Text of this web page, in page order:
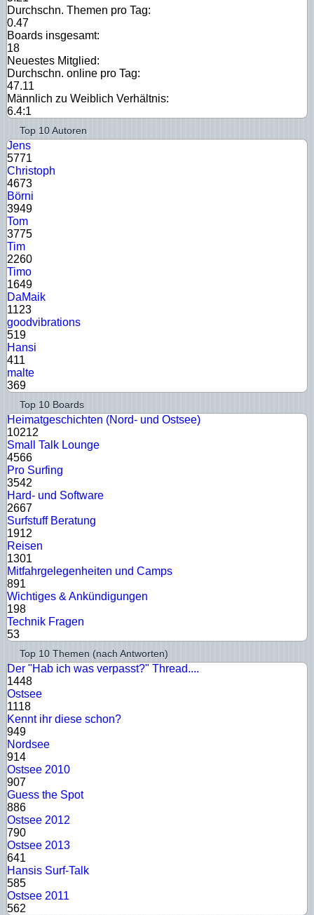
Durchschn. Themen pro Tag:
0.47
Boards insgesamt:
18
Neuestes Mitglied:
Durchschn. online pro Tag:
47.11
Männlich zu Weiblich Verhältnis:
6.4:1
Top 10 Autoren
Jens
5771
Christoph
4673
Börni
3949
Tom
3775
Tim
2260
Timo
1649
DaMaik
1123
goodvibrations
519
Hansi
411
malte
369
Top 10 Boards
Heimatgeschichten (Nord- und Ostsee)
10212
Small Talk Lounge
4566
Pro Surfing
3542
Hard- und Software
2667
Surfstuff Beratung
1912
Reisen
1301
Mitfahrgelegenheiten und Camps
891
Wichtiges & Ankündigungen
198
Technik Fragen
53
Top 10 Themen (nach Antworten)
Der "Hab ich was verpasst?" Thread....
1448
Ostsee
1118
Kennt ihr diese schon?
949
Nordsee
914
Ostsee 2010
907
Guess the Spot
886
Ostsee 2012
790
Ostsee 2013
641
Hansis Surf-Talk
585
Ostsee 2011
562